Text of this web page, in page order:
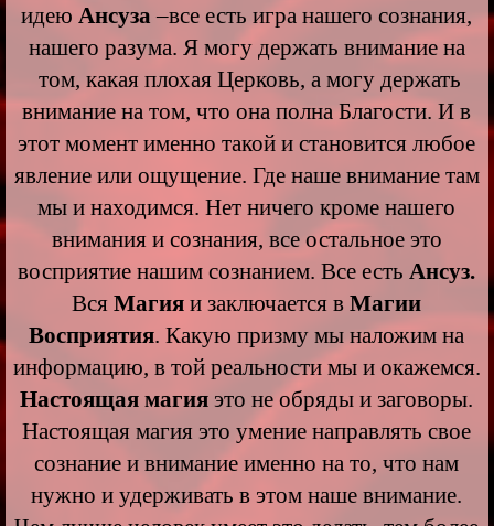
идеюАнсуза–все есть игра нашего сознания,
нашего разума. Я могу держать внимание на
том, какая плохая Церковь, а могу держать
внимание на том, что она полна Благости. И в
этот момент именно такой и становится любое
явление или ощущение. Где наше внимание там
мы и находимся. Нет ничего кроме нашего
внимания и сознания, все остальное это
восприятие нашим сознанием. Все естьАнсуз.
ВсяМагия и заключается вМагии
Восприятия. Какую призму мы наложим на
информацию, в той реальности мы и окажемся.
Настоящая магия это не обряды и заговоры.
Настоящая магия это умение направлять свое
сознание и внимание именно на то, что нам
нужно и удерживать в этом наше внимание.